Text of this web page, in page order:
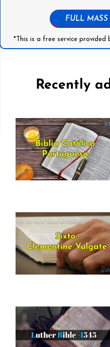
FULL MASS
*This is a free service provided
Recently
Bíblia
July 16,
The
Vulgate
July 12,
Luther
October